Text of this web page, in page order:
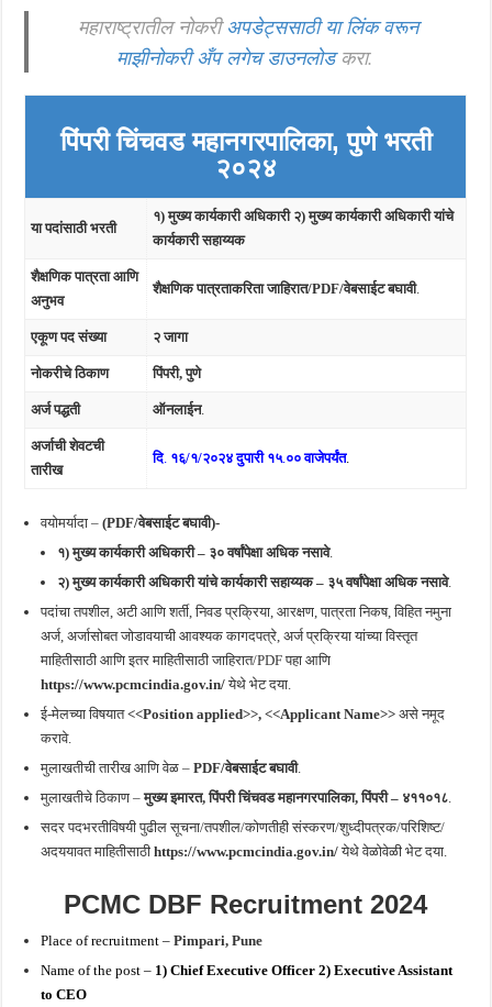
महाराष्ट्रातील नोकरीअपडेट्ससाठी या लिंक वरून
माझीनोकरी अँप लगेच डाउनलोडकरा.
पिंपरी चिंचवड महानगरपालिका, पुणे भरती
२०२४
या पदांसाठी भरती
१) मुख्य कार्यकारी अधिकारी २) मुख्य कार्यकारी अधिकारी यांचे
कार्यकारी सहाय्यक
शैक्षणिक पात्रता आणि
अनुभव
शैक्षणिक पात्रताकरिता जाहिरात/PDF/वेबसाईट बघावी.
एकूण पद संख्या २जागा
नोकरीचे ठिकाण पिंपरी, पुणे
अर्ज पद्धती ऑनलाईन.
अर्जाची शेवटची
तारीख
दि. १६/१/२०२४ दुपारी १५.०० वाजेपर्यंत.
वयोमर्यादा –(PDF/वेबसाईट बघावी)-
१) मुख्य कार्यकारी अधिकारी – ३० वर्षांपेक्षा अधिक नसावे.
२) मुख्य कार्यकारी अधिकारी यांचे कार्यकारी सहाय्यक – ३५ वर्षांपेक्षा अधिक नसावे.
पदांचा तपशील, अटी आणि शर्ती, निवड प्रक्रिया, आरक्षण, पात्रता निकष, विहित नमुना
अर्ज, अर्जासोबत जोडावयाची आवश्यक कागदपत्रे, अर्ज प्रक्रिया यांच्या विस्तृत
माहितीसाठी आणि इतर माहितीसाठी जाहिरात/PDF पहा आणि
https://www.pcmcindia.gov.in/ येथे भेट दया.
ई-मेलच्या विषयात<<Position applied>>, <<Applicant Name>>असे नमूद
करावे.
मुलाखतीची तारीख आणि वेळ –PDF/वेबसाईट बघावी.
मुलाखतीचे ठिकाण –मुख्य इमारत, पिंपरी चिंचवड महानगरपालिका, पिंपरी – ४११०१८
सदर पदभरतीविषयी पुढील सूचना/तपशील/कोणतीही संस्करण/शुध्दीपत्रक/परिशिष्ट/
अदययावत माहितीसाठीhttps://www.pcmcindia.gov.in/ येथे वेळोवेळी भेट दया.
PCMC DBF Recruitment 2024
Place of recruitment –Pimpari, Pune
Name of the post – 1) Chief Executive Officer 2) Executive Assistant
to CEO